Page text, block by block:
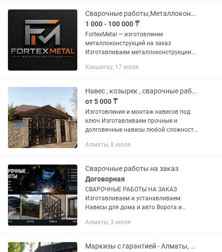
Металлические фермы (для ангаров,...Сварочные работы,Металлоконструкции
1 000 - 100 000 ₸
FortexMetal — изготовление
металлоконструкций на заказ
Изготавливаем металлоконструкции
и проектам. Наши услуги: навесы;
и...
Кокшетау, 17 июля
Навес , козырек , сварочные работы
от 5 000 ₸
Изготовление и монтаж навесов под
ключ Изготавливаем прочные и
долговечные навесы любой сложности
металла и профессиональной сварки.
Алматы, 8 июля
Сварочные работы на заказ
Договорная
СВАРОЧНЫЕ РАБОТЫ НА ЗАКАЗ
Изготавливаем и устанавливаем:
Навесы для дома и авто Ворота и
на окна Металлоконструкции любой
Алматы, 3 июля
Маркизы с гарантией - Алматы, Алматинская область